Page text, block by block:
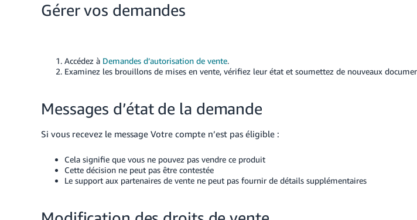
Gérer vos demandes
Accédez à Demandes d’autorisation de vente.
Examinez les brouillons de mises en vente, vérifiez leur état et soumettez de nouveaux
Messages d’état de la demande
Si vous recevez le message Votre compte n’est pas éligible :
Cela signifie que vous ne pouvez pas vendre ce produit
Cette décision ne peut pas être contestée
Le support aux partenaires de vente ne peut pas fournir de détails supplémentaires